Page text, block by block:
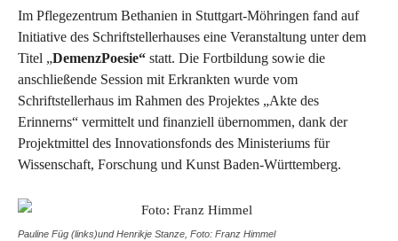
Im Pflegezentrum Bethanien in Stuttgart-Möhringen fand auf
Initiative des Schriftstellerhauses eine Veranstaltung unter dem
Titel „DemenzPoesie“ statt. Die Fortbildung sowie die
anschließende Session mit Erkrankten wurde vom
Schriftstellerhaus im Rahmen des Projektes „Akte des
Erinnerns“ vermittelt und finanziell übernommen, dank der
Projektmittel des Innovationsfonds des Ministeriums für
Wissenschaft, Forschung und Kunst Baden-Württemberg.
Pauline Füg (links)und Henrikje Stanze, Foto: Franz Himmel